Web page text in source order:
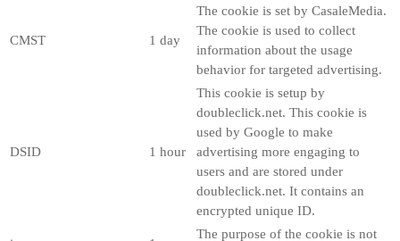
CMST 1 day
The cookie is set by CasaleMedia.
The cookie is used to collect
information about the usage
behavior for targeted advertising.
DSID 1 hour
This cookie is setup by
doubleclick.net. This cookie is
used by Google to make
advertising more engaging to
users and are stored under
doubleclick.net. It contains an
encrypted unique ID.
The purpose of the cookie is not